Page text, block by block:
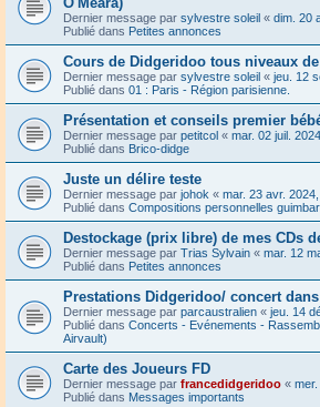
Dernier message par sylvestre soleil « dim. 20
Publié dans Petites annonces
Cours de Didgeridoo tous niveaux
Dernier message par sylvestre soleil « jeu. 12
Publié dans 01 : Paris - Région parisienne.
Présentation et conseils premier
Dernier message par petitcol « mar. 02 juil.
Publié dans Brico-didge
Juste un délire teste
Dernier message par johok « mar. 23 avr.
Publié dans Compositions personnelles
Destockage (prix libre) de mes CDs
Dernier message par Trias Sylvain « mar. 12
Publié dans Petites annonces
Prestations Didgeridoo/ concert
Dernier message par parcaustralien « jeu. 14
Publié dans Concerts - Evénements -
Airvault)
Carte des Joueurs FD
Dernier message par francedidgeridoo «
Publié dans Messages importants